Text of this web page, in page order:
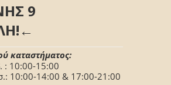
9
καταστήματος:
: 10:00-15:00
10:00-14:00 & 17:00-21:00